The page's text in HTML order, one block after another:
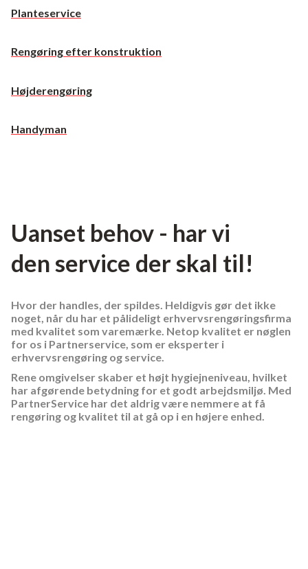
Planteservice
Rengøring efter konstruktion
Højderengøring
Handyman
Uanset behov - har vi
den service der skal til!
Hvor der handles, der spildes. Heldigvis gør det ikke
noget, når du har et pålideligt erhvervsrengøringsfirma
med kvalitet som varemærke. Netop kvalitet er nøglen
for os i Partnerservice, som er eksperter i
erhvervsrengøring og service.
Rene omgivelser skaber et højt hygiejneniveau, hvilket
har afgørende betydning for et godt arbejdsmiljø. Med
PartnerService har det aldrig være nemmere at få
rengøring og kvalitet til at gå op i en højere enhed.